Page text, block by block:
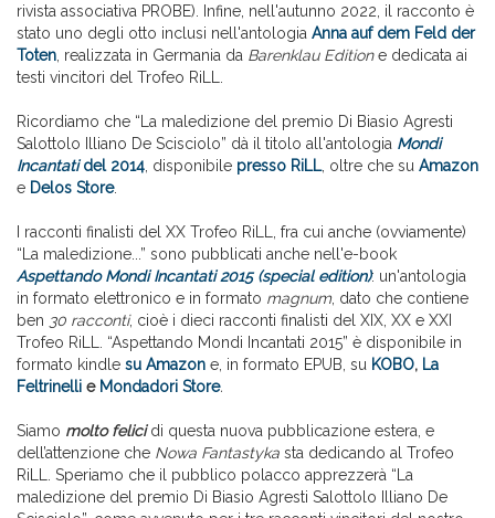
rivista associativa PROBE). Infine, nell'autunno 2022, il racconto è
stato uno degli otto inclusi nell'antologia Anna auf dem Feld der
Toten , realizzata in Germania da Barenklau Editione dedicata ai
testi vincitori del Trofeo RiLL.
Ricordiamo che “La maledizione del premio Di Biasio Agresti
Salottolo Illiano De Scisciolo” dà il titolo all'antologia Mondi
Incantatidel 2014 , disponibile presso RiLL, oltre che su Amazon
e Delos Store.
I racconti finalisti del XX Trofeo RiLL, fra cui anche (ovviamente)
“La maledizione...” sono pubblicati anche nell'e-book
Aspettando Mondi Incantati 2015 (special edition): un'antologia
in formato elettronico e in formato magnum, dato che contiene
ben 30 racconti, cioè i dieci racconti finalisti del XIX, XX e XXI
Trofeo RiLL. “Aspettando Mondi Incantati 2015” è disponibile in
formato kindle su Amazon e, in formato EPUB, su KOBO, La
Feltrinelli e Mondadori Store.
Siamo molto felicidi questa nuova pubblicazione estera, e
dell’attenzione che Nowa Fantastyka sta dedicando al Trofeo
RiLL. Speriamo che il pubblico polacco apprezzerà “La
maledizione del premio Di Biasio Agresti Salottolo Illiano De